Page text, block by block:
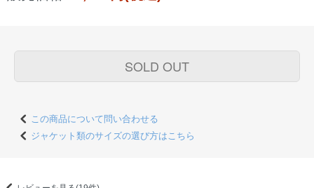
SOLD OUT
この商品について問い合わせる
ジャケット類のサイズの選び方はこちら